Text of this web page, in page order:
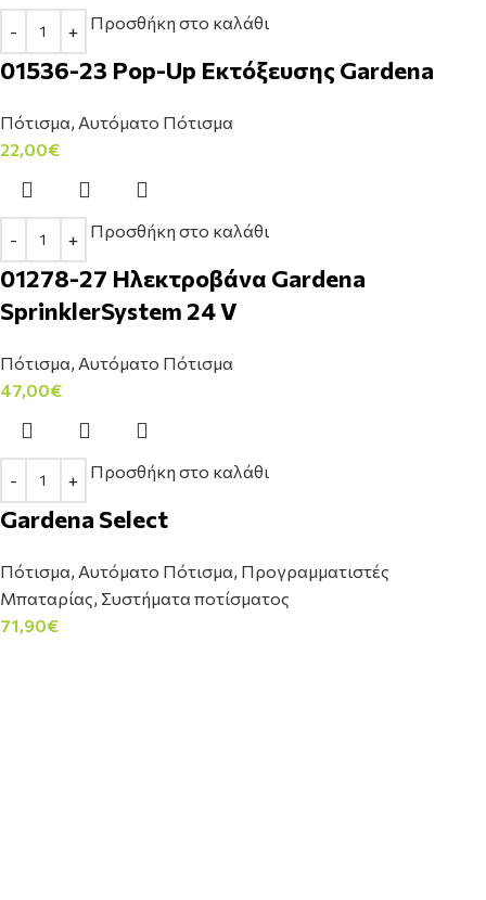
Προσθήκη στο καλάθι
01536-23 Pop-Up Εκτόξευσης Gardena
Πότισμα, Αυτόματο Πότισμα
22,00€
Προσθήκη στο καλάθι
01278-27 Ηλεκτροβάνα Gardena
SprinklerSystem 24 V
Πότισμα, Αυτόματο Πότισμα
47,00€
Προσθήκη στο καλάθι
Gardena Select
Πότισμα, Αυτόματο Πότισμα, Προγραμματιστές
Μπαταρίας, Συστήματα ποτίσματος
71,90€